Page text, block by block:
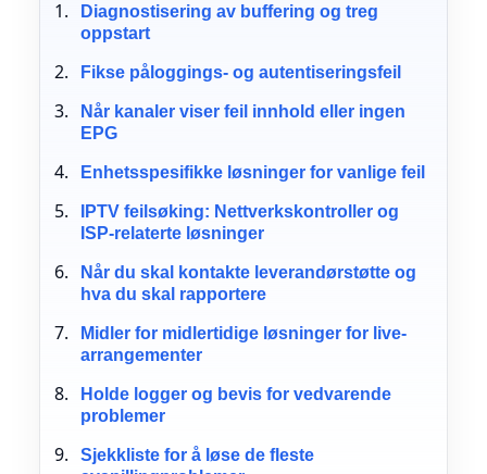
Diagnostisering av buffering og treg
oppstart
Fikse påloggings- og autentiseringsfeil
Når kanaler viser feil innhold eller ingen
EPG
Enhetsspesifikke løsninger for vanlige feil
IPTV feilsøking: Nettverkskontroller og
ISP-relaterte løsninger
Når du skal kontakte leverandørstøtte og
hva du skal rapportere
Midler for midlertidige løsninger for live-
arrangementer
Holde logger og bevis for vedvarende
problemer
Sjekkliste for å løse de fleste